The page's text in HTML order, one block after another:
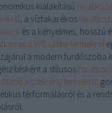
kialakítású
, a víztakarékos
és a kényelmes, hosszú
a WC ülőke termékről
a modern fürdőszoba
a stílusos
szekrény termékről
térformálásról és a